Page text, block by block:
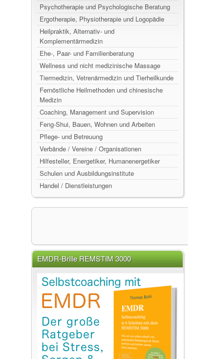
Psychotherapie und Psychologische Beratung
Ergotherapie, Physiotherapie und Logopädie
Heilpraktik, Alternativ- und
Komplementärmedizin
Ehe-, Paar- und Familienberatung
Wellness und nicht medizinische Massage
Tiermedizin, Vetrenärmedizin und Tierheilkunde
Fernöstliche Heilmethoden und chinesische
Medizin
Coaching, Management und Supervision
Feng-Shui, Bauen, Wohnen und Arbeiten
Pflege- und Betreuung
Verbände / Vereine / Organisationen
Hilfesteller, Energetiker, Humanenergetiker
Schulen und Ausbildungsinstitute
Handel / Dienstleistungen
EMDR-Brille REMSTIM 3000